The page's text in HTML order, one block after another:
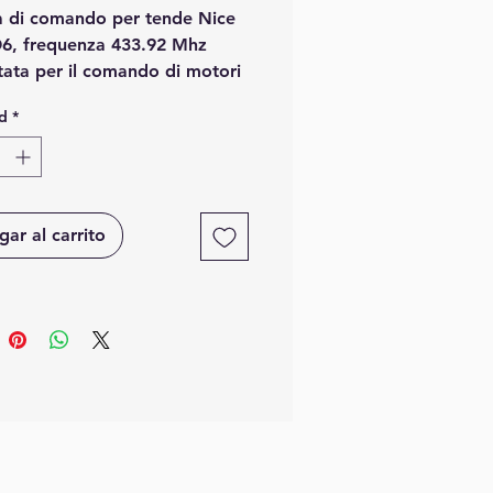
di comando per tende Nice
frequenza 433.92 Mhz
per il comando di motori
centrali MINDY serie “TT”,
rolling code.
PLANO 6 è
*
al carrito